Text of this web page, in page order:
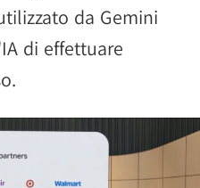
da Gemini
di effettuare